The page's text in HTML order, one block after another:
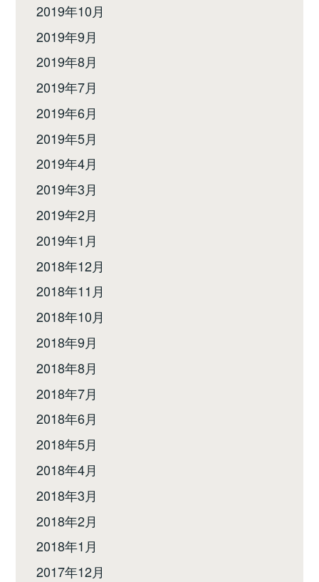
2019年10月
2019年9月
2019年8月
2019年7月
2019年6月
2019年5月
2019年4月
2019年3月
2019年2月
2019年1月
2018年12月
2018年11月
2018年10月
2018年9月
2018年8月
2018年7月
2018年6月
2018年5月
2018年4月
2018年3月
2018年2月
2018年1月
2017年12月